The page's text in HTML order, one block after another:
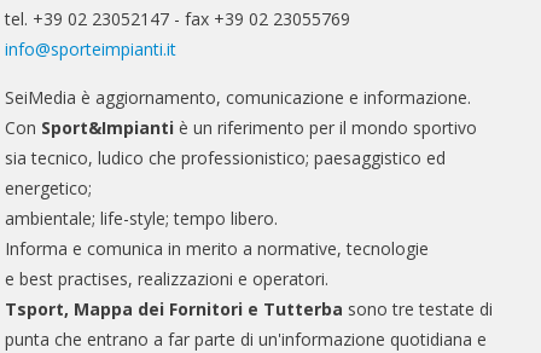
tel. +39 02 23052147 - fax +39 02 23055769
info@sporteimpianti.it
SeiMedia è aggiornamento, comunicazione e informazione.
Con Sport&Impianti è un riferimento per il mondo sportivo
sia tecnico, ludico che professionistico; paesaggistico ed
energetico;
ambientale; life-style; tempo libero.
Informa e comunica in merito a normative, tecnologie
e best practises, realizzazioni e operatori.
Tsport, Mappa dei Fornitori e Tutterba sono tre testate di
punta che entrano a far parte di un'informazione quotidiana e